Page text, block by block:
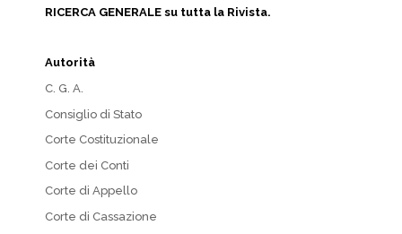
RICERCA GENERALE su tutta la Rivista.
Autorità
C. G. A.
Consiglio di Stato
Corte Costituzionale
Corte dei Conti
Corte di Appello
Corte di Cassazione